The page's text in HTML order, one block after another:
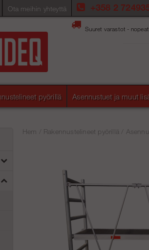
Ota meihin yhteyttä +358 2
Suuret varastot -
pyörillä Asennustuet ja muut
Hem Rakennustelineet pyörillä